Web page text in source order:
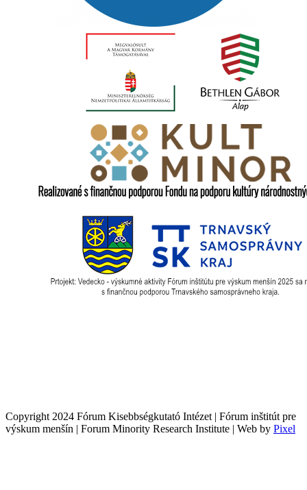
Copyright 2024 Fórum Kisebbségkutató Intézet | Fórum inštitút pre
výskum menšín | Forum Minority Research Institute | Web by Pixel